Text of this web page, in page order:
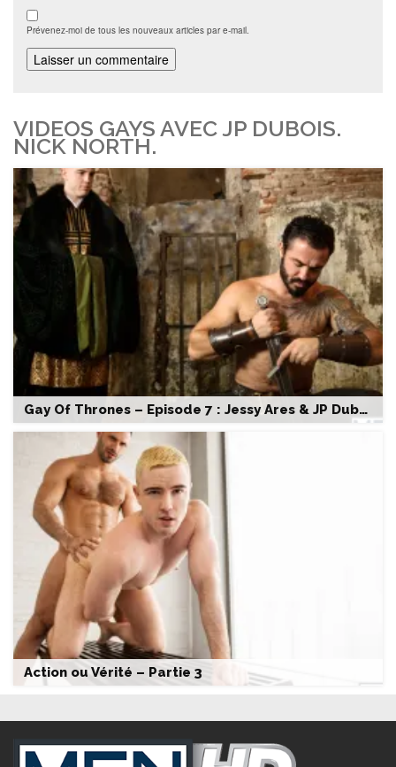
Prévenez-moi de tous les nouveaux articles par e-mail.
VIDEOS GAYS AVEC JP DUBOIS.
NICK NORTH.
Gay Of Thrones – Episode 7 : Jessy Ares & JP Dubois
Action ou Vérité – Partie 3